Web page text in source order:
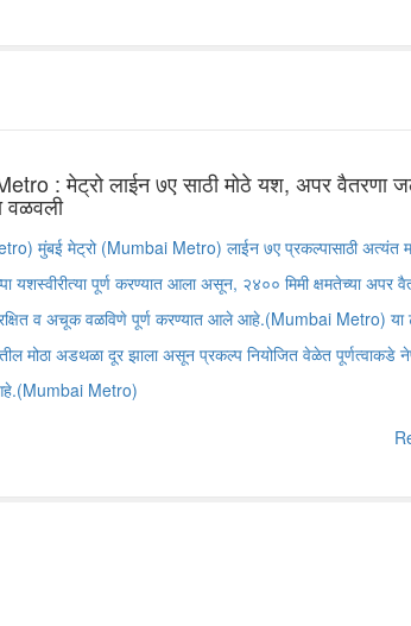
: मेट्रो लाईन ७ए साठी मोठे यश, अपर वैतरणा
वळवली
मुंबई मेट्रो (Mumbai Metro) लाईन ७ए प्रकल्पासाठी अत्यंत
यशस्वीरीत्या पूर्ण करण्यात आला असून, २४०० मिमी क्षमतेच्या अपर
व अचूक वळविणे पूर्ण करण्यात आले आहे.(Mumbai Metro) या
मोठा अडथळा दूर झाला असून प्रकल्प नियोजित वेळेत पूर्णत्वाकडे
Metro)